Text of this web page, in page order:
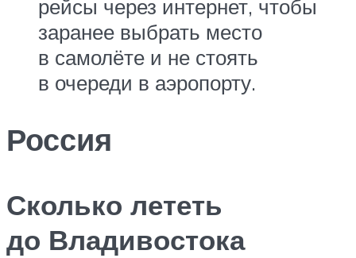
рейсы через интернет, чтобы
заранее выбрать место
в самолёте и не стоять
в очереди в аэропорту.
Россия
Сколько лететь
до Владивостока